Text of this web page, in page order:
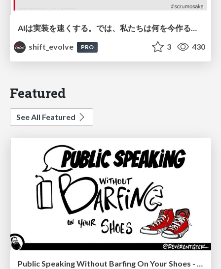
AIは実装を速くする。では、私たちは何を今作るべきか？－立場を越えてリリースに向き合ったチーム開発の実践 / 20260801 Hiromi Nakaya and Naoki Takahashi
shift_evolve
PRO 3 430
Featured
See All Featured
Public Speaking Without Barfing On Your Shoes - THAT 2023